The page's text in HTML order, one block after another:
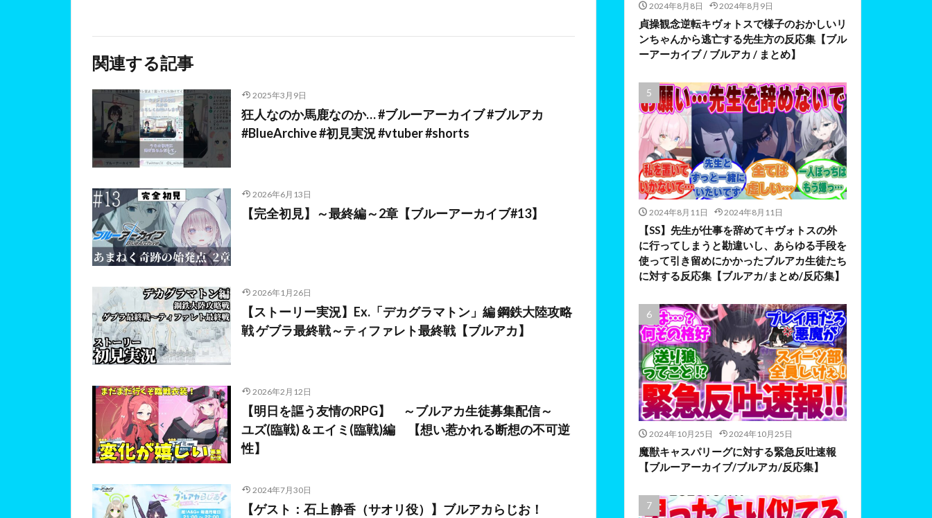
関連する記事
2025年3月9日
狂人なのか馬鹿なのか… #ブルーアーカイブ #ブルアカ
#BlueArchive #初見実況 #vtuber #shorts
2026年6月13日
【完全初見】～最終編～2章【ブルーアーカイブ#13】
2026年1月26日
【ストーリー実況】Ex.「デカグラマトン」編 鋼鉄大陸攻略
戦 ゲブラ最終戦～ティファレト最終戦【ブルアカ】
2026年2月12日
【明日を謳う友情のRPG】 ～ブルアカ生徒募集配信～
ユズ(臨戦)＆エイミ(臨戦)編 【想い惹かれる断想の不可逆
性】
2024年7月30日
【ゲスト：石上 静香（サオリ役）】ブルアカらじお！
2024年8月8日 2024年8月9日
貞操観念逆転キヴォトスで様子のおかしいリ
ンちゃんから逃亡する先生方の反応集【ブル
ーアーカイブ / ブルアカ / まとめ】
2024年8月11日 2024年8月11日
【SS】先生が仕事を辞めてキヴォトスの外
に行ってしまうと勘違いし、あらゆる手段を
使って引き留めにかかったブルアカ生徒たち
に対する反応集【ブルアカ/まとめ/反応集】
2024年10月25日 2024年10月25日
魔獣キャスパリーグに対する緊急反吐速報
【ブルーアーカイブ/ブルアカ/反応集】